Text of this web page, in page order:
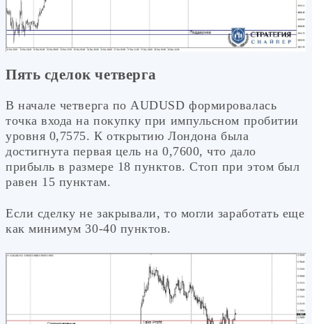
Пять сделок четверга
В начале четверга по AUDUSD формировалась
точка входа на покупку при импульсном пробитии
уровня 0,7575. К открытию Лондона была
достигнута первая цель на 0,7600, что дало
прибыль в размере 18 пунктов. Стоп при этом был
равен 15 пунктам.
Если сделку не закрывали, то могли заработать еще
как минимум 30-40 пунктов.